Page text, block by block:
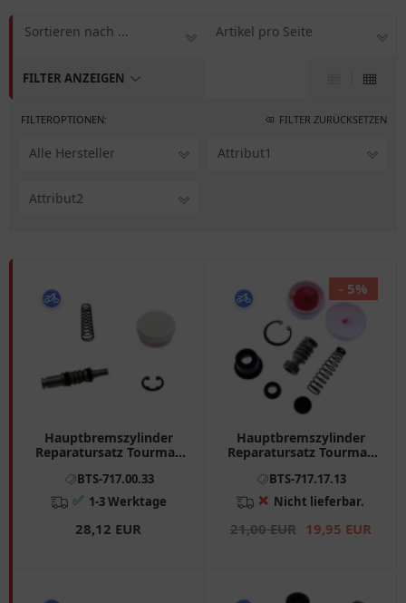
FILTER ANZEIGEN
Sortieren nach ... Artikel pro Seite
FILTEROPTIONEN: FILTER ZURÜCKSETZEN
Alle Hersteller Attribut1
Attribut2
Hauptbremszylinder
Reparatursatz Tourmax
XR, XLV
BTS-717.00.33
✅ 1-3 Werktage
28,12 EUR
Hauptbremszylinder
Reparatursatz Tourmax
CB, NC
BTS-717.17.13
❌ Nicht lieferbar.
21,00 EUR 19,95 EUR
- 5%